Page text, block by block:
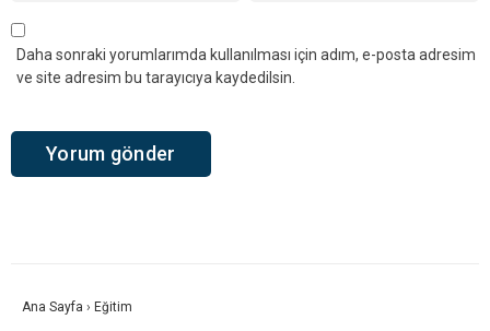
Daha sonraki yorumlarımda kullanılması için adım, e-posta adresim
ve site adresim bu tarayıcıya kaydedilsin.
Ana Sayfa › Eğitim